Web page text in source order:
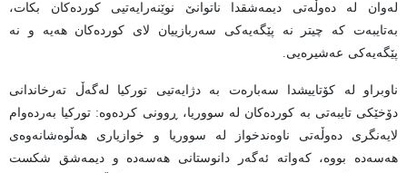
لەوان لە دەوڵەتی دیمەشقدا ناتوانێ نوێنەرایەتیی کوردەکان بکات،
بەتایبەت کە چیتر نە پێگەیەکی سەربازییان لای کوردەکان هەیە و نە
پێگەیەکی عەشیرەیی.
ناوبراو لە کۆتاییشدا سەبارەت بە دژایەتیی تورکیا لەگەڵ تەرخاندانی
دۆخێکی تایبەتی بە کوردەکان لە سووریا، ڕوونی کردەوە: تورکیا بەردەوام
لایەنگری دەوڵەتی ناوەندخواز لە سووریا و خوازیاری هەڵوەشانەوەی
هەسەدە بووە، کەواتە ئەگەر دانوستانی هەسەدە و دیمەشق شکست